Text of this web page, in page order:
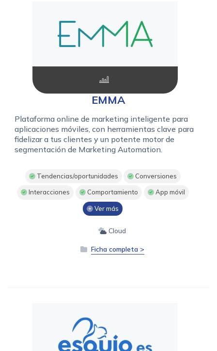
EMMA
Plataforma online de marketing inteligente para
aplicaciones móviles, con herramientas clave para
fidelizar a tus clientes y un potente motor de
segmentación de Marketing Automation.
Tendencias/oportunidades Conversiones
Interacciones Comportamiento App móvil
Ver más
Cloud
Ficha completa >